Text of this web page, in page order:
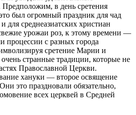
в день сретения
был огромный праздник для чад
для среднеазиатских христиан
урожаи роз, к этому времени —
процессии с разных города
сретение Марии и
странные традиции, которые не
Православной Церкви.
хануки — второе освящение
это праздновали обязательно,
всех церквей в Средней